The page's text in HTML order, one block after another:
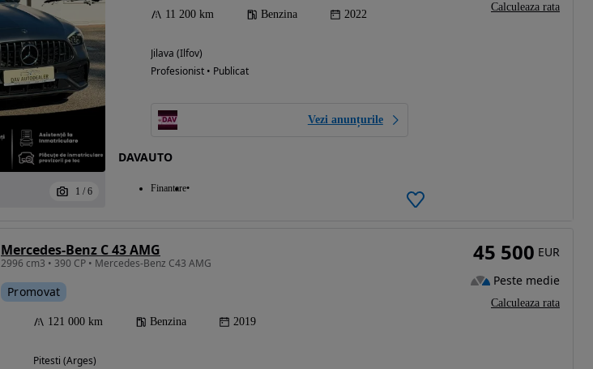
1 / 6
11 200 km Benzina 2022
Jilava (Ilfov)
Profesionist • Publicat
Vezi anunțurile
DAVAUTO
Finantare
Calculeaza rata
Mercedes-Benz C 43 AMG
2996 cm3 • 390 CP • Mercedes-Benz C43 AMG
Promovat
121 000 km Benzina 2019
Pitesti (Arges)
45 500 EUR
Peste medie
Calculeaza rata